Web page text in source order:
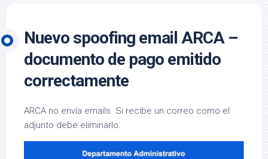
Nuevo spoofing email ARCA –
documento de pago emitido
correctamente
ARCA no envía emails. Si recibe un correo como el
adjunto debe eliminarlo.